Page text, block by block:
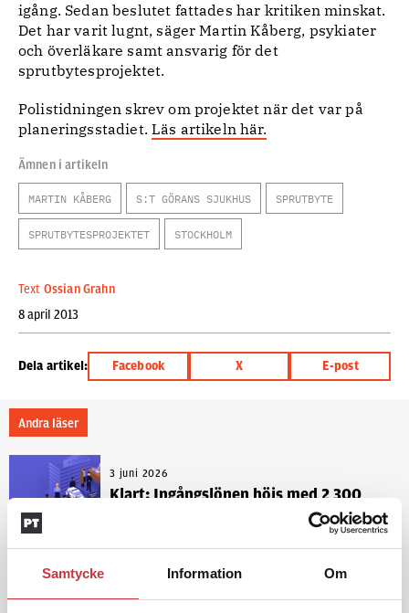
Samtycke Information Om
igång. Sedan beslutet fattades har kritiken minskat.
Det har varit lugnt, säger Martin Kåberg, psykiater
och överläkare samt ansvarig för det
sprutbytesprojektet.
Polistidningen skrev om projektet när det var på
planeringsstadiet.Läs artikeln här.
Ämnen i artikeln
MARTIN KÅBERG S:T GÖRANS SJUKHUS SPRUTBYTE
SPRUTBYTESPROJEKTET STOCKHOLM
Text Ossian Grahn
8 april 2013
Dela artikel: Facebook X E-post
Andra läser
3 juni 2026
Klart: Ingångslönen höjs med 2 300
Insändare: